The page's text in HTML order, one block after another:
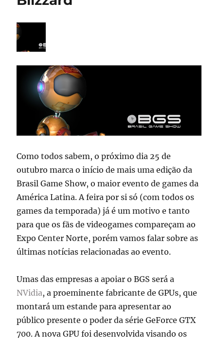
Como todos sabem, o próximo dia 25 de
outubro marca o início de mais uma edição da
Brasil Game Show, o maior evento de games da
América Latina. A feira por si só (com todos os
games da temporada) já é um motivo e tanto
para que os fãs de videogames compareçam ao
Expo Center Norte, porém vamos falar sobre as
últimas notícias relacionadas ao evento.
Umas das empresas a apoiar o BGS será a
NVidia, a proeminente fabricante de GPUs, que
montará um estande para apresentar ao
público presente o poder da série GeForce GTX
700. A nova GPU foi desenvolvida visando os